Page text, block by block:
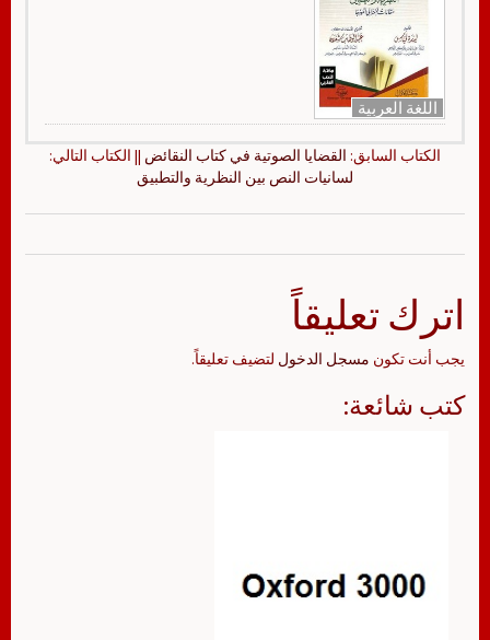
اللغة العربية
الكتاب السابق: القضايا الصوتية في كتاب النقائض || الكتاب التالي:
لسانيات النص بين النظرية والتطبيق
اترك تعليقاً
يجب أنت تكون مسجل الدخول لتضيف تعليقاً.
كتب شائعة: